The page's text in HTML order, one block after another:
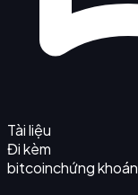
Tài liệu
Đi kèm
bitcoinchứng khoán